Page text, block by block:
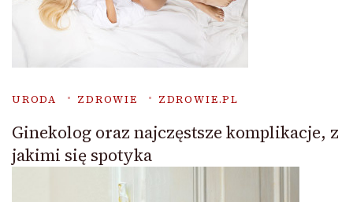
URODA ZDROWIE ZDROWIE.PL
Ginekolog oraz najczęstsze komplikacje, z
jakimi się spotyka